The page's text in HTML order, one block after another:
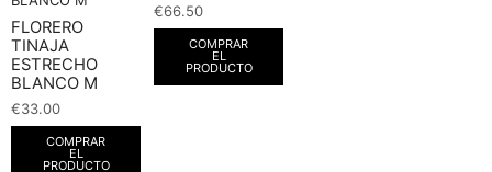
FLORERO
TINAJA
ESTRECHO
BLANCO M
€33.00
COMPRAR
EL
PRODUCTO
€66.50
COMPRAR
EL
PRODUCTO